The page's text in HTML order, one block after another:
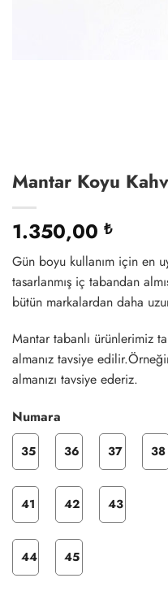
Mantar Koyu
1.350,00 ₺
Gün boyu kullanım için en
tasarlanmış iç tabandan
bütün markalardan daha
Mantar tabanlı ürünlerimiz
almanız tavsiye
almanızı tavsiye ederiz.
Numara
35 36 37 38
41 42 43
44 45